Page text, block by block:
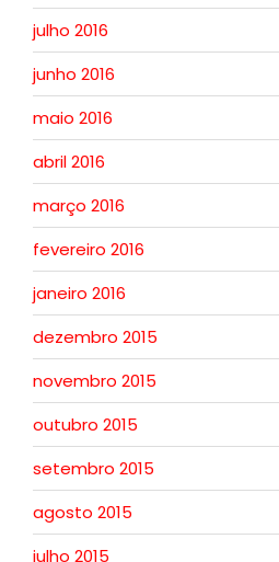
julho 2016
junho 2016
maio 2016
abril 2016
março 2016
fevereiro 2016
janeiro 2016
dezembro 2015
novembro 2015
outubro 2015
setembro 2015
agosto 2015
julho 2015